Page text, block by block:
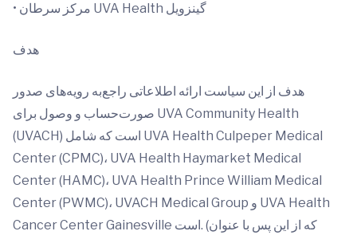
• مرکز سرطان UVA Health گینزویل
هدف
هدف از این سیاست ارائه اطلاعاتی راجع‌به رویه‌های صدور
صورت‌حساب و وصول برای UVA Community Health
(UVACH) است که شامل UVA Health Culpeper Medical
Center (CPMC)،‏ UVA Health Haymarket Medical
Center (HAMC)،‏ UVA Health Prince William Medical
Center (PWMC)،‏ UVACH Medical Group و UVA Health
Cancer Center Gainesville است. (که از این پس با عنوان